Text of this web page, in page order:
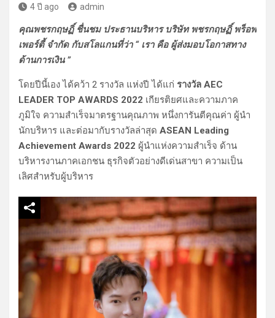
4 ปี ago admin
คุณพชรกฤษฏิ์ ชื่นชม ประธานบริหาร บริษัท พชรกฤษฏิ์ พร็อพ
เพอร์ตี้ จำกัด กับสโลแกนที่ว่า “ เรา คือ ผู้ส่งมอบโอกาสทาง
ด้านการเงิน ”
โดยปีนี้เอง ได้คว้า 2 รางวัล แห่งปี ได้แก่ รางวัล AEC
LEADER TOP AWARDS 2022 เกียรติยศและความภาค
ภูมิใจ ความสำเร็จมาตรฐานคุณภาพ หนึ่งการันตีคุณค่า ผู้นำ
นักบริหาร และต่อมากับรางวัลล่าสุด ASEAN Leading
Achievement Awards 2022 ผู้นำแห่งความสำเร็จ ด้าน
บริหารงานภาคเอกชน ธุรกิจตัวอย่างดีเด่นสาขา ความเป็น
เลิศสำหรับผู้บริหาร